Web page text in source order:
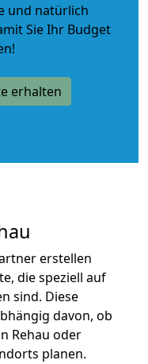
und natürlich
Sie Ihr Budget
erhalten
erstellen
die speziell auf
sind. Diese
davon, ob
Rehau oder
planen.